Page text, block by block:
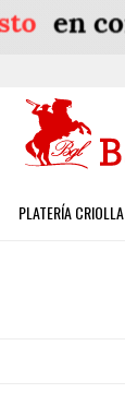
PLATERÍA CRIOLLA